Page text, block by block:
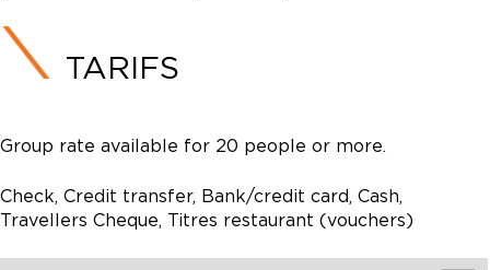
TARIFS
Group rate available for 20 people or more.
Check, Credit transfer, Bank/credit card, Cash,
Travellers Cheque, Titres restaurant (vouchers)